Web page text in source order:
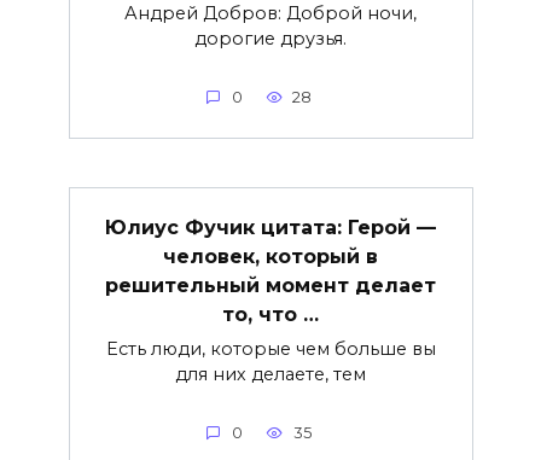
Андрей Добров: Доброй ночи,
дорогие друзья.
0 28
Юлиус Фучик цитата: Герой —
человек, который в
решительный момент делает
то, что …
Есть люди, которые чем больше вы
для них делаете, тем
0 35